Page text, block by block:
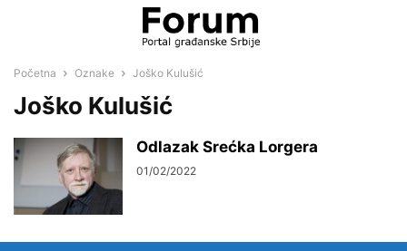
Početna Oznake Joško Kulušić
Joško Kulušić
Odlazak Srećka Lorgera
01/02/2022